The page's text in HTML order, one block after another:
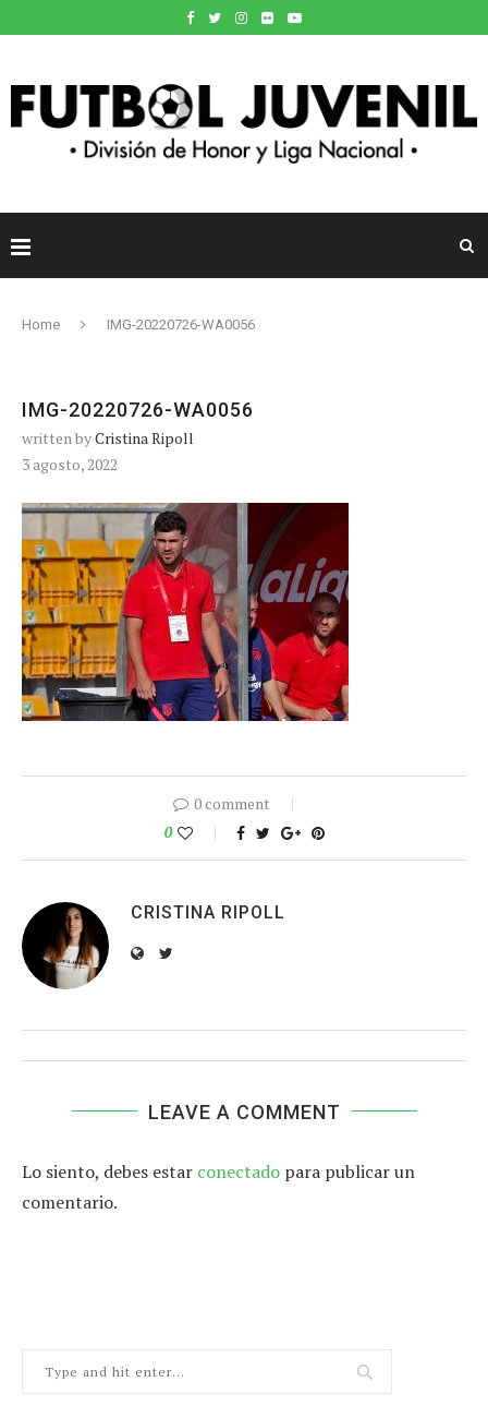
Home IMG-20220726-WA0056
IMG-20220726-WA0056
written byCristina Ripoll
3 agosto, 2022
0 comment
0
CRISTINA RIPOLL
LEAVE A COMMENT
Lo siento, debes estar conectado para publicar un
comentario.